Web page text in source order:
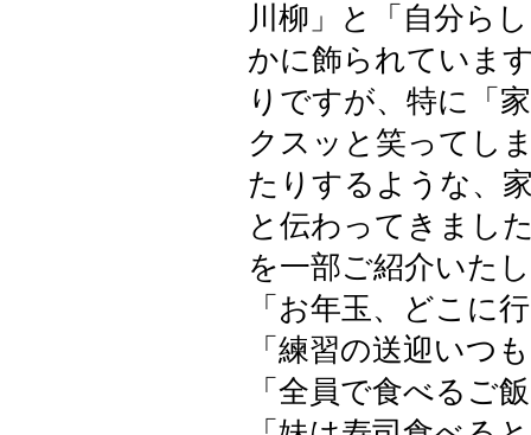
川柳」と「自分ら
かに飾られていま
りですが、特に「
クスッと笑ってし
たりするような、
と伝わってきまし
を一部ご紹介いた
「お年玉、どこに
「練習の送迎いつ
「全員で食べるご